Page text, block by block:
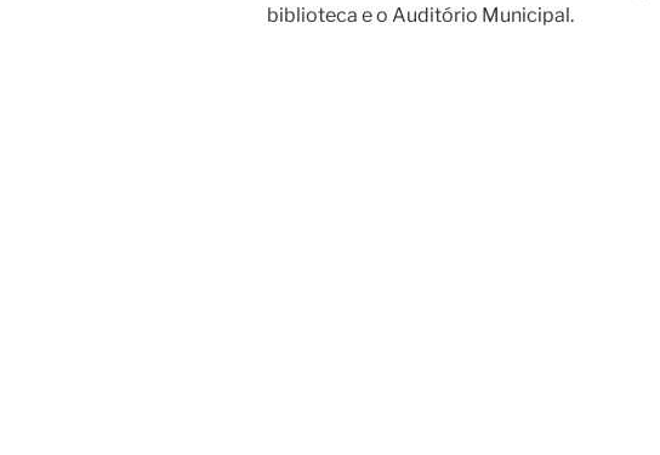
biblioteca e o Auditório Municipal.